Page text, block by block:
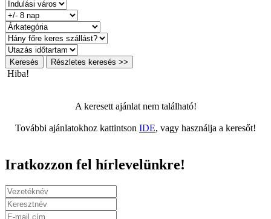
Keresés Részletes keresés >>
Hiba!
A keresett ajánlat nem található!
További ajánlatokhoz kattintson IDE, vagy használja a keresőt!
Iratkozzon fel hírlevelünkre!